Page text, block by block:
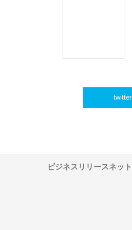
twitter
ビジネスリリースネット